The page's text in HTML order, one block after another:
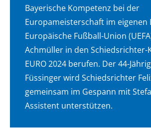
Bayerische Kompetenz bei der
Europameisterschaft im eigenen
Europäische Fußball-Union
Achmüller in den Schiedsrichter-
EURO 2024 berufen. Der 44-
Füssinger wird Schiedsrichter
gemeinsam im Gespann mit
Assistent unterstützen.